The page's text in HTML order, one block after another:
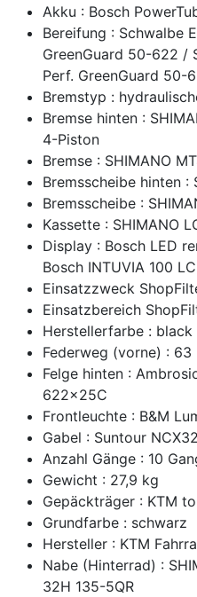
Akku : Bosch
Bereifung : Schwalbe
GreenGuard 50-622 /
Perf. GreenGuard 50-
Bremstyp :
Bremse hinten :
4-Piston
Bremse : SHIMANO
Bremsscheibe hinten :
Bremsscheibe :
Kassette : SHIMANO
Display : Bosch LED
Bosch INTUVIA 100
Einsatzzweck
Einsatzbereich
Herstellerfarbe :
Federweg (vorne) : 63
Felge hinten :
622x25C
Frontleuchte : B&M
Gabel : Suntour
Anzahl Gänge : 10
Gewicht : 27,9 kg
Gepäckträger : KTM
Grundfarbe : schwarz
Hersteller : KTM
Nabe (Hinterrad) :
32H 135-5QR